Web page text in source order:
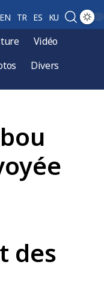
EN TR ES KU
Vidéo
Divers
des